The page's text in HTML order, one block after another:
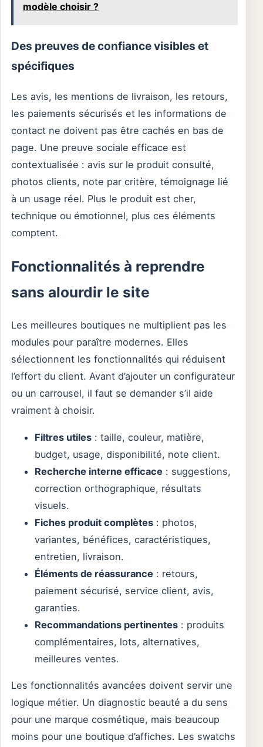
modèle choisir ?
Des preuves de confiance visibles et
spécifiques
Les avis, les mentions de livraison, les retours,
les paiements sécurisés et les informations de
contact ne doivent pas être cachés en bas de
page. Une preuve sociale efficace est
contextualisée : avis sur le produit consulté,
photos clients, note par critère, témoignage lié
à un usage réel. Plus le produit est cher,
technique ou émotionnel, plus ces éléments
comptent.
Fonctionnalités à reprendre
sans alourdir le site
Les meilleures boutiques ne multiplient pas les
modules pour paraître modernes. Elles
sélectionnent les fonctionnalités qui réduisent
l’effort du client. Avant d’ajouter un configurateur
ou un carrousel, il faut se demander s’il aide
vraiment à choisir.
Filtres utiles : taille, couleur, matière,
budget, usage, disponibilité, note client.
Recherche interne efficace : suggestions,
correction orthographique, résultats
visuels.
Fiches produit complètes : photos,
variantes, bénéfices, caractéristiques,
entretien, livraison.
Éléments de réassurance : retours,
paiement sécurisé, service client, avis,
garanties.
Recommandations pertinentes : produits
complémentaires, lots, alternatives,
meilleures ventes.
Les fonctionnalités avancées doivent servir une
logique métier. Un diagnostic beauté a du sens
pour une marque cosmétique, mais beaucoup
moins pour une boutique d’affiches. Les swatchs